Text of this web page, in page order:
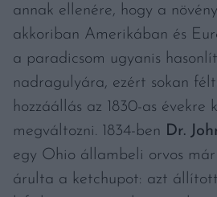
annak ellenére, hogy a
akkoriban Amerikában és
a paradicsom ugyanis
nadragulyára, ezért sokan
hozzáállás az 1830-as évekre
megváltozni. 1834-ben Dr.
egy Ohio állambeli orvos már
árulta a ketchupot: azt